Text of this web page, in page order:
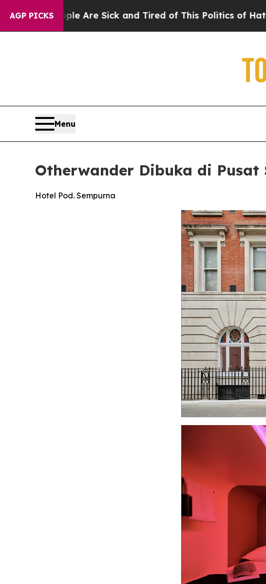
AGP PICKS
Are Sick and Tired of This Politics of Hatred” The Story
Menu
Otherwander Dibuka di Pusat
Hotel Pod. Sempurna